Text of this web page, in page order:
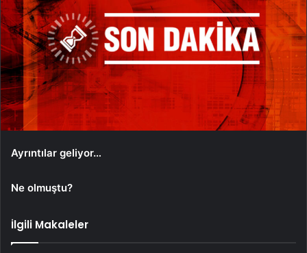
Ayrıntılar geliyor…
Ne olmuştu?
İlgili Makaleler